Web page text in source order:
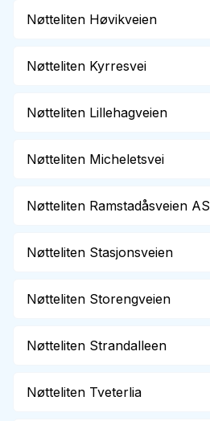
Nøtteliten Høvikveien
Nøtteliten Kyrresvei
Nøtteliten Lillehagveien
Nøtteliten Micheletsvei
Nøtteliten Ramstadåsveien AS
Nøtteliten Stasjonsveien
Nøtteliten Storengveien
Nøtteliten Strandalleen
Nøtteliten Tveterlia